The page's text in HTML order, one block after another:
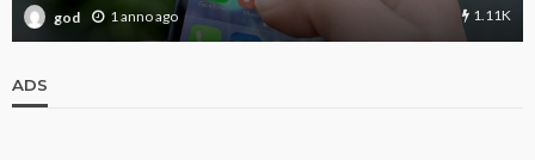
god 1 anno ago 1.11K
ADS